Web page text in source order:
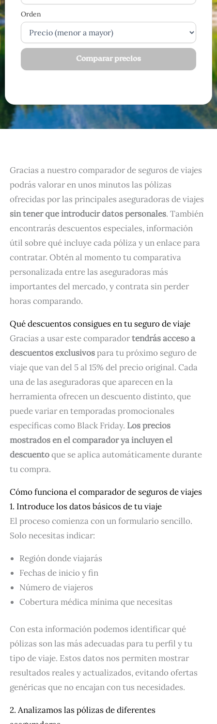
Orden
Comparar precios
Gracias a nuestro comparador de seguros de viajes
podrás valorar en unos minutos las pólizas
ofrecidas por las principales aseguradoras de viajes
sin tener que introducir datos personales. También
encontrarás descuentos especiales, información
útil sobre qué incluye cada póliza y un enlace para
contratar. Obtén al momento tu comparativa
personalizada entre las aseguradoras más
importantes del mercado, y contrata sin perder
horas comparando.
Qué descuentos consigues en tu seguro de viaje
Gracias a usar este comparadortendrás acceso a
descuentos exclusivospara tu próximo seguro de
viaje que van del 5 al 15% del precio original. Cada
una de las aseguradoras que aparecen en la
herramienta ofrecen un descuento distinto, que
puede variar en temporadas promocionales
específicas como Black Friday. Los precios
mostrados en el comparador ya incluyen el
descuentoque se aplica automáticamente durante
tu compra.
Cómo funciona el comparador de seguros de viajes
1. Introduce los datos básicos de tu viaje
El proceso comienza con un formulario sencillo.
Solo necesitas indicar:
Región donde viajarás
Fechas de inicio y fin
Número de viajeros
Cobertura médica mínima que necesitas
Con esta información podemos identificar qué
pólizas son las más adecuadas para tu perfil y tu
tipo de viaje. Estos datos nos permiten mostrar
resultados reales y actualizados, evitando ofertas
genéricas que no encajan con tus necesidades.
2. Analizamos las pólizas de diferentes